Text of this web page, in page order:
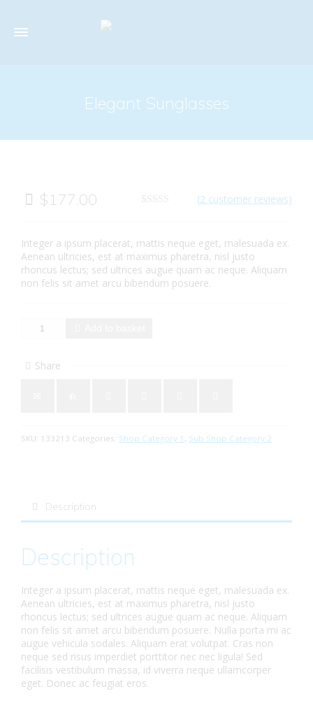
Elegant Sunglasses
customer
ratings
(2 customer reviews)
$177.00
Integer a ipsum placerat, mattis neque eget, malesuada ex.
Aenean ultricies, est at maximus pharetra, nisl justo
rhoncus lectus; sed ultrices augue quam ac neque. Aliquam
non felis sit amet arcu bibendum posuere.
Share
SKU: 133213 Categories: Shop Category 1 , Sub Shop Category 2
Description
Description
Integer a ipsum placerat, mattis neque eget, malesuada ex.
Aenean ultricies, est at maximus pharetra, nisl justo
rhoncus lectus; sed ultrices augue quam ac neque. Aliquam
non felis sit amet arcu bibendum posuere. Nulla porta mi ac
augue vehicula sodales. Aliquam erat volutpat. Cras non
neque sed risus imperdiet porttitor nec nec ligula! Sed
facilisis vestibulum massa, id viverra neque ullamcorper
eget. Donec ac feugiat eros.